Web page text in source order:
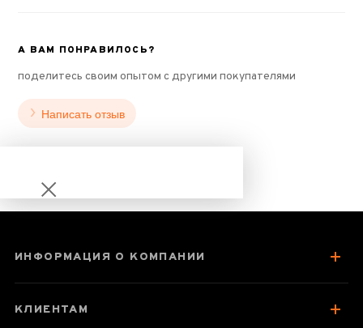
А ВАМ ПОНРАВИЛОСЬ?
поделитесь своим опытом с другими покупателями
Написать отзыв
Шу Пуэр «Да
ИНФОРМАЦИЯ О КОМПАНИИ
КЛИЕНТАМ